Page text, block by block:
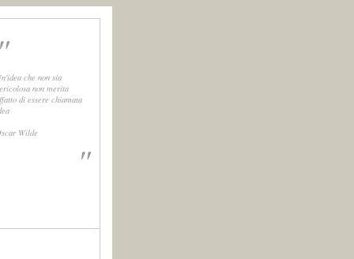
"
che non sia
non merita
di essere chiamata
Wilde
"